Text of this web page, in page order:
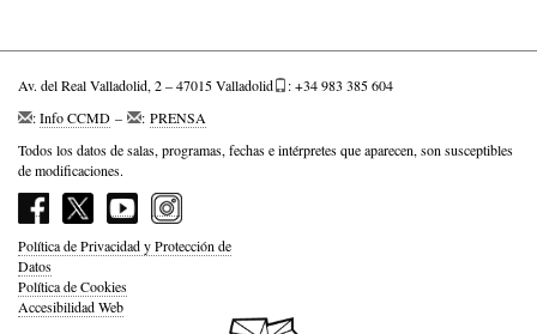
Av. del Real Valladolid, 2 – 47015 Valladolid
: +34 983 385 604
:Info CCMD – : PRENSA
Todos los datos de salas, programas, fechas e intérpretes que aparecen, son susceptibles
de modificaciones.
Política de Privacidad y Protección de
Datos
Política de Cookies
Accesibilidad Web